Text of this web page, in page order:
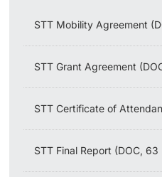
STT Mobility Agreement
STT Grant Agreement
STT Certificate of
STT Final Report (DOC, 63